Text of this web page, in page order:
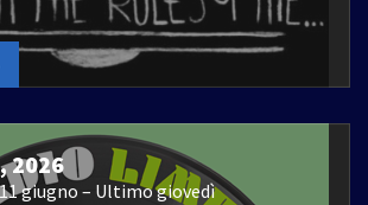
2026
giugno – Ultimo giovedì